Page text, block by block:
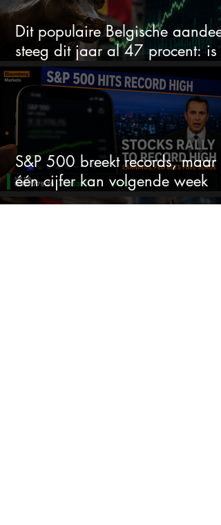
Dit populaire Belgische aandeel
steeg dit jaar al 47 procent: is
ruimte voor meer?
S&P 500 breekt records, maar
één cijfer kan volgende week
alles veranderen